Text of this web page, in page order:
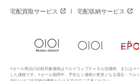
宅配買取サービス 宅配収納サービス
※セール商品の比較対象価格はマルイウェブチャネル旧価格、またはメ
した価格です。※セール期間中、予告なく価格が変更となる場合・マル